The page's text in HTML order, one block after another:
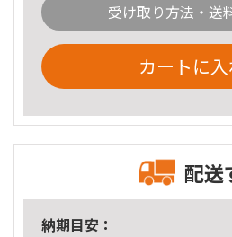
受け取り方法・送
カートに
配送
納期目安：